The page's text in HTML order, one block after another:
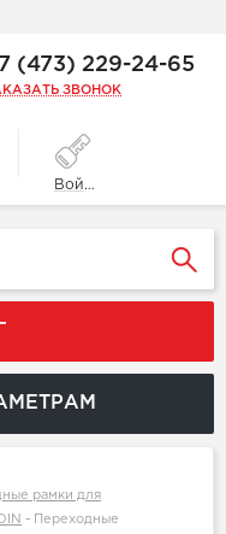
(473) 229-24-65
ЗВОНОК
Войти
рамки для
-
Переходные